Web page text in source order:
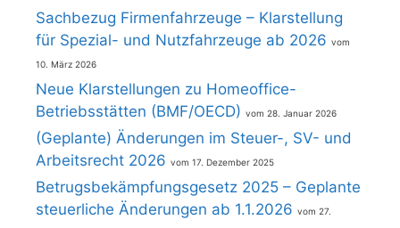
Sachbezug Firmenfahrzeuge – Klarstellung
für Spezial- und Nutzfahrzeuge ab 2026
10. März 2026
Neue Klarstellungen zu Homeoffice-
Betriebsstätten (BMF/OECD)
28. Januar 2026
(Geplante) Änderungen im Steuer-, SV- und
Arbeitsrecht 2026
17. Dezember 2025
Betrugsbekämpfungsgesetz 2025 – Geplante
steuerliche Änderungen ab 1.1.2026
27.